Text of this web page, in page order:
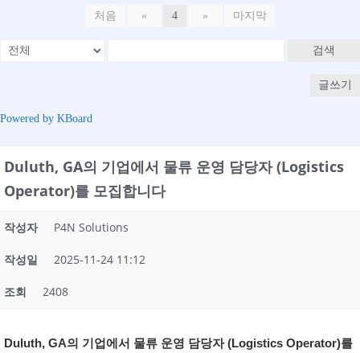
처음 « 4 » 마지막
검색
글쓰기
Powered by KBoard
Duluth, GA의 기업에서 물류 운영 담당자 (Logistics
Operator)를 모집합니다
작성자 P4N Solutions
작성일 2025-11-24 11:12
조회 2408
Duluth, GA의 기업에서 물류 운영 담당자 (Logistics Operator)를